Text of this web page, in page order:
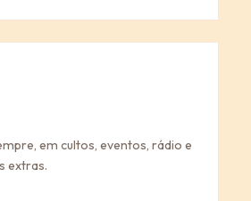
em cultos, eventos, rádio e
extras.